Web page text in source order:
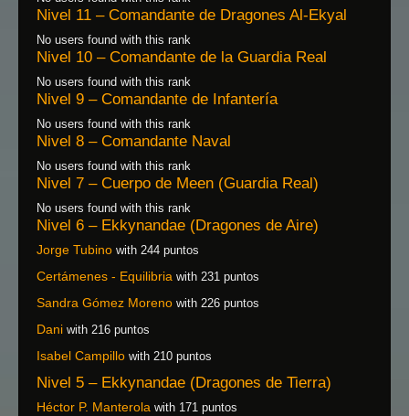
Nivel 11 – Comandante de Dragones Al-Ekyal
No users found with this rank
Nivel 10 – Comandante de la Guardia Real
No users found with this rank
Nivel 9 – Comandante de Infantería
No users found with this rank
Nivel 8 – Comandante Naval
No users found with this rank
Nivel 7 – Cuerpo de Meen (Guardia Real)
No users found with this rank
Nivel 6 – Ekkynandae (Dragones de Aire)
Jorge Tubino with 244 puntos
Certámenes - Equilibria with 231 puntos
Sandra Gómez Moreno with 226 puntos
Dani with 216 puntos
Isabel Campillo with 210 puntos
Nivel 5 – Ekkynandae (Dragones de Tierra)
Héctor P. Manterola with 171 puntos